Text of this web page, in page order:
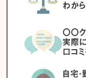
わか
〇〇
実際
口コ
自宅